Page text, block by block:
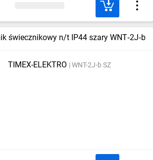
świecznikowy n/t IP44 szary WNT‑2J‑b
TIMEX-ELEKTRO WNT-2J-b SZ